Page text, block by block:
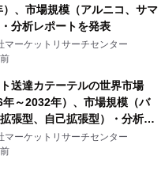
、市場規模（アルニコ、サマ
分析レポートを発表
マーケットリサーチセンター
送達カテーテルの世界市場
年～2032年）、市場規模（バ
張型、自己拡張型）・分析レ
発表
マーケットリサーチセンター